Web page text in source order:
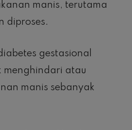
manis, terutama
diproses.
gestasional
menghindari atau
manis sebanyak